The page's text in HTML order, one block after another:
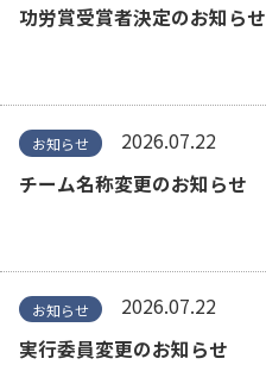
功労賞受賞者決定のお知らせ
お知らせ
2026.07.22
チーム名称変更のお知らせ
お知らせ
2026.07.22
実行委員変更のお知らせ